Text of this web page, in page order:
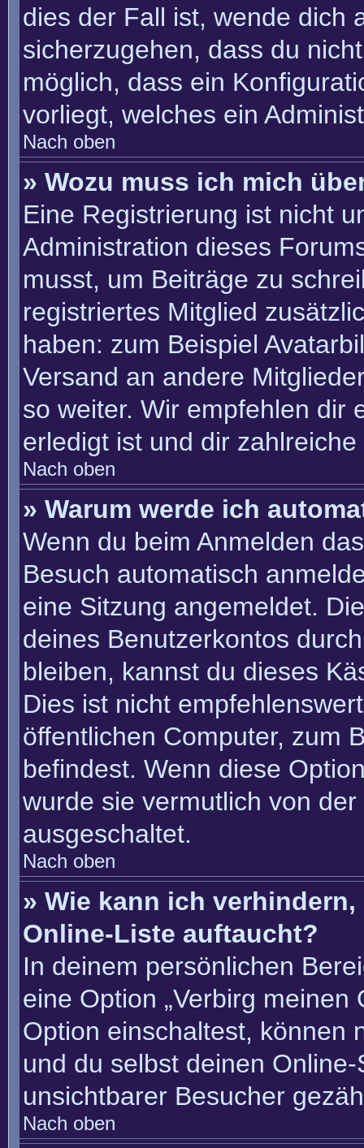
dies der Fall ist, wende dich
sicherzugehen, dass du
möglich, dass ein
vorliegt, welches ein
Nach oben
» Wozu muss ich mich
Eine Registrierung ist nicht
Administration dieses
musst, um Beiträge zu
registriertes Mitglied
haben: zum Beispiel
Versand an andere
so weiter. Wir empfehlen dir
erledigt ist und dir
Nach oben
» Warum werde ich
Wenn du beim Anmelden
Besuch automatisch
eine Sitzung angemeldet.
deines Benutzerkontos
bleiben, kannst du dieses
Dies ist nicht
öffentlichen Computer, zum
befindest. Wenn diese
wurde sie vermutlich von
ausgeschaltet.
Nach oben
» Wie kann ich
Online-Liste auftaucht?
In deinem persönlichen
eine Option „Verbirg meinen
Option einschaltest, können
und du selbst deinen
unsichtbarer Besucher
Nach oben